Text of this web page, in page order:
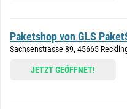
Paketshop von GLS
Sachsenstrasse 89, 45665
JETZT GEÖFFNET!